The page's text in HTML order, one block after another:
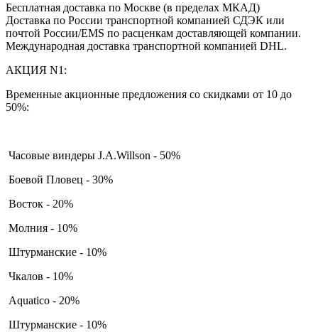
Бесплатная доставка по Москве (в пределах МКАД)
Доставка по России транспортной компанией СДЭК или
почтой России/EMS по расценкам доставляющей компании.
Международная доставка транспортной компанией DHL.
АКЦИЯ N1:
Временные акционные предложения со скидками от 10 до
50%:
Часовые виндеры J.A.Willson - 50%
Боевой Пловец - 30%
Восток - 20%
Молния - 10%
Штурманские - 10%
Чкалов - 10%
Aquatico - 20%
Штурманские - 10%